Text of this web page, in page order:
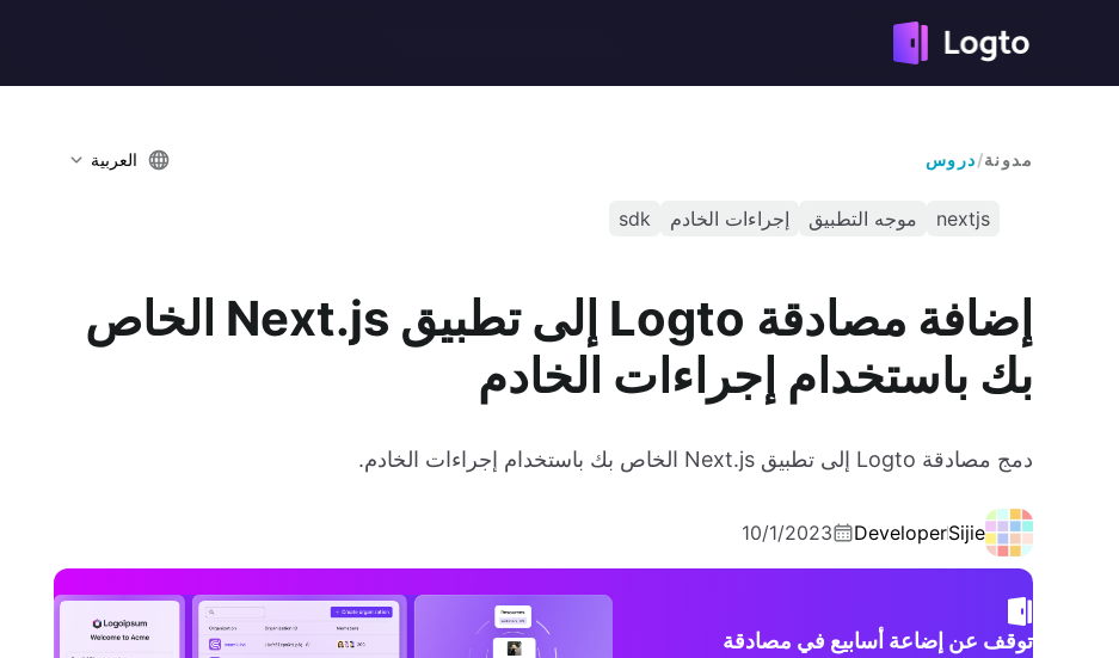
مدونة/دروس العربية
nextjs موجه التطبيق إجراءات الخادم sdk
إضافة مصادقة Logto إلى تطبيق Next.js الخاص
بك باستخدام إجراءات الخادم
دمج مصادقة Logto إلى تطبيق Next.js الخاص بك باستخدام إجراءات الخادم.
Sijie
Developer
10/1/2023
توقف عن إضاعة أسابيع في مصادقة